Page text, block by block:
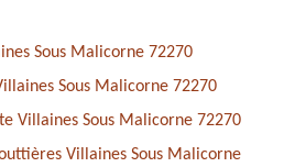
Sous Malicorne 72270
Sous Malicorne 72270
Villaines Sous Malicorne 72270
Villaines Sous Malicorne